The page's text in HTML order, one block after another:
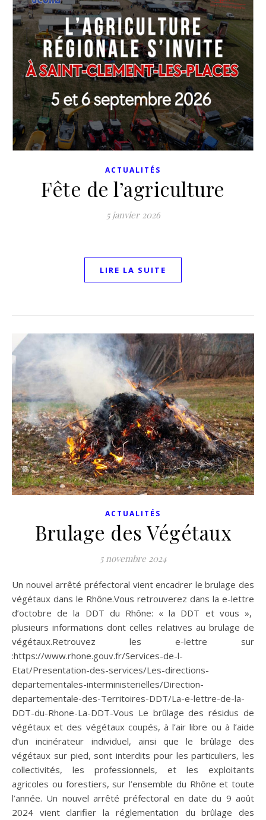
ACTUALITÉS
Fête de l’agriculture
5 janvier 2026
LIRE LA SUITE
ACTUALITÉS
Brulage des Végétaux
5 novembre 2024
Un nouvel arrêté préfectoral vient encadrer le brulage des
végétaux dans le Rhône.Vous retrouverez dans la e-lettre
d’octobre de la DDT du Rhône: « la DDT et vous »,
plusieurs informations dont celles relatives au brulage de
végétaux.Retrouvez les e-lettre sur
:https://www.rhone.gouv.fr/Services-de-l-
Etat/Presentation-des-services/Les-directions-
departementales-interministerielles/Direction-
departementale-des-Territoires-DDT/La-e-lettre-de-la-
DDT-du-Rhone-La-DDT-Vous Le brûlage des résidus de
végétaux et des végétaux coupés, à l’air libre ou à l’aide
d’un incinérateur individuel, ainsi que le brûlage des
végétaux sur pied, sont interdits pour les particuliers, les
collectivités, les professionnels, et les exploitants
agricoles ou forestiers, sur l’ensemble du Rhône et toute
l’année. Un nouvel arrêté préfectoral en date du 9 août
2024 vient clarifier la réglementation du brûlage des